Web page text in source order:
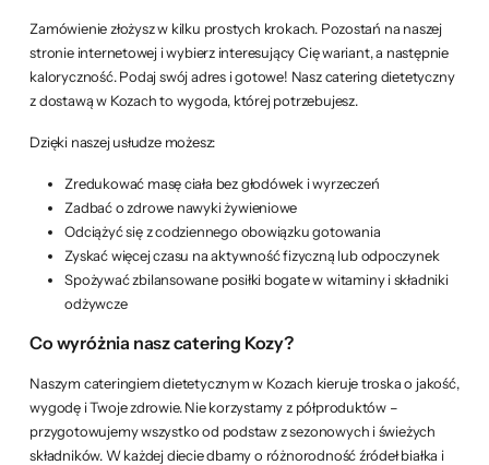
Zamówienie złożysz w kilku prostych krokach. Pozostań na naszej
stronie internetowej i wybierz interesujący Cię wariant, a następnie
kaloryczność. Podaj swój adres i gotowe! Nasz catering dietetyczny
z dostawą w Kozach to wygoda, której potrzebujesz.
Dzięki naszej usłudze możesz:
Zredukować masę ciała bez głodówek i wyrzeczeń
Zadbać o zdrowe nawyki żywieniowe
Odciążyć się z codziennego obowiązku gotowania
Zyskać więcej czasu na aktywność fizyczną lub odpoczynek
Spożywać zbilansowane posiłki bogate w witaminy i składniki
odżywcze
Co wyróżnia nasz catering Kozy?
Naszym cateringiem dietetycznym w Kozach kieruje troska o jakość,
wygodę i Twoje zdrowie. Nie korzystamy z półproduktów –
przygotowujemy wszystko od podstaw z sezonowych i świeżych
składników. W każdej diecie dbamy o różnorodność źródeł białka i